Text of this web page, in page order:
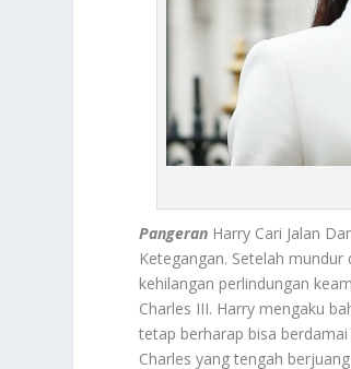
Pangeran Harry Cari Jalan
Ketegangan. Setelah
kehilangan perlindungan
Charles III. Harry mengaku
tetap berharap bisa
Charles yang tengah